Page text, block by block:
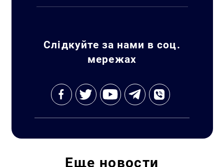
Слідкуйте за нами в соц.
мережах
Еще новости